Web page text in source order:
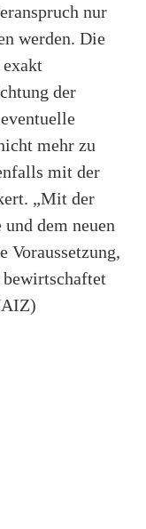
nur
werden. Die
der
mehr zu
mit der
„Mit der
dem neuen
Voraussetzung,
AIZ)